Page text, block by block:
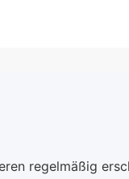
regelmäßig